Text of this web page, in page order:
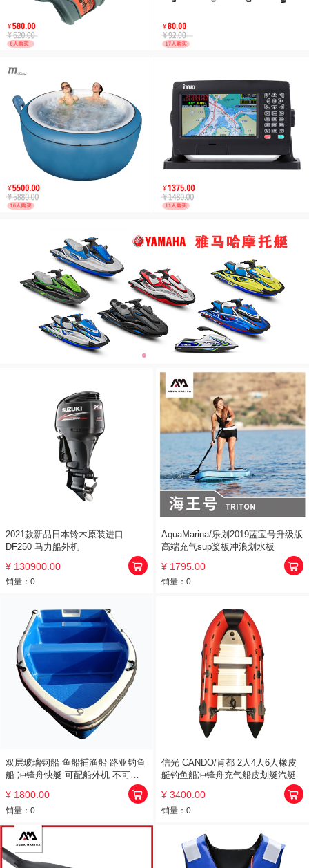
2021款新品日本铃木原装进口
DF250 马力船外机
¥ 130900.00
销量： 0
AquaMarina/乐划2019蓝宝号升级版
高端充气sup桨板冲浪划水板
¥ 1795.00
销量： 0
双层玻璃钢船 鱼船捕渔船 路亚钓鱼
船 冲锋舟快艇 可配船外机 不可办
¥ 1800.00
销量： 0
信光 CANDO/肯都 2人4人6人橡皮
艇钓鱼船冲锋舟充气船皮划艇汽艇
¥ 3400.00
销量： 0